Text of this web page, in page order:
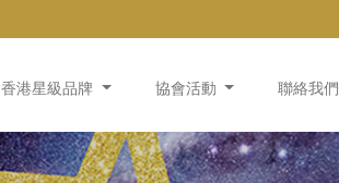
香港星級品牌 協會活動 聯絡我們